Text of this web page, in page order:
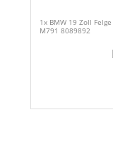
1x BMW 19 Zoll
M791 8089892